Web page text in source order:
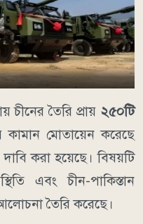
চীনের তৈরি প্রায় ২৫০টি
কামান মোতায়েন করেছে
দাবি করা হয়েছে। বিষয়টি
এবং চীন-পাকিস্তান
তৈরি করেছে।